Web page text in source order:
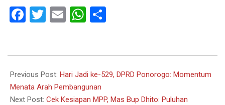
Facebook
Twitter
EmailWhatsApp
08-
12
Previous Post: Hari Jadi ke-529, DPRD Ponorogo: Momentum
Menata Arah Pembangunan
Next Post: Cek Kesiapan MPP, Mas Bup Dhito: Puluhan